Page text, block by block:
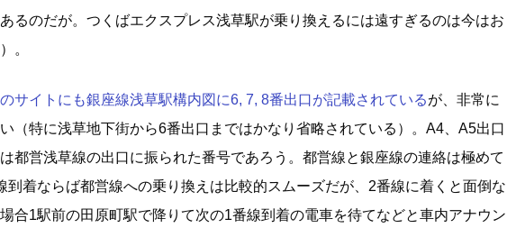
るのだが。つくばエクスプレス浅草駅が乗り換えるには遠すぎるのは今はお
。
サイトにも銀座線浅草駅構内図に6, 7, 8番出口が記載されているが、非常に
（特に浅草地下街から6番出口まではかなり省略されている）。A4、A5出口
都営浅草線の出口に振られた番号であろう。都営線と銀座線の連絡は極めて
到着ならば都営線への乗り換えは比較的スムーズだが、2番線に着くと面倒な
合1駅前の田原町駅で降りて次の1番線到着の電車を待てなどと車内アナウン